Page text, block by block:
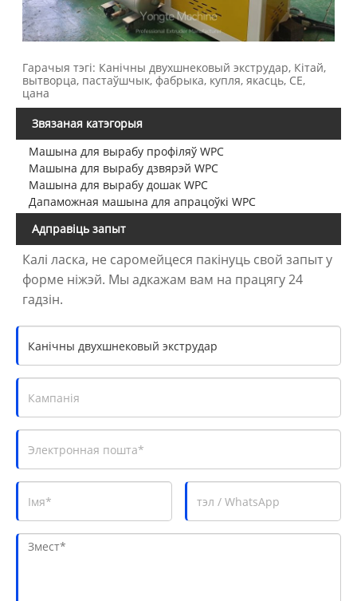
Гарачыя тэгі: Канічны двухшнековый экструдар, Кітай,
вытворца, пастаўшчык, фабрыка, купля, якасць, CE,
цана
Звязаная катэгорыя
Машына для вырабу профіляў WPC
Машына для вырабу дзвярэй WPC
Машына для вырабу дошак WPC
Дапаможная машына для апрацоўкі WPC
Адправіць запыт
Калі ласка, не саромейцеся пакінуць свой запыт у
форме ніжэй. Мы адкажам вам на працягу 24
гадзін.